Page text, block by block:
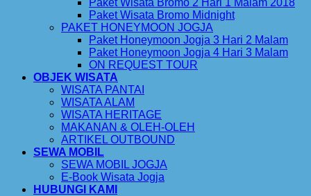
Paket Wisata Bromo 2 Hari 1 Malam 2018
Paket Wisata Bromo Midnight
PAKET HONEYMOON JOGJA
Paket Honeymoon Jogja 3 Hari 2 Malam
Paket Honeymoon Jogja 4 Hari 3 Malam
ON REQUEST TOUR
OBJEK WISATA
WISATA PANTAI
WISATA ALAM
WISATA HERITAGE
MAKANAN & OLEH-OLEH
ARTIKEL OUTBOUND
SEWA MOBIL
SEWA MOBIL JOGJA
E-Book Wisata Jogja
HUBUNGI KAMI